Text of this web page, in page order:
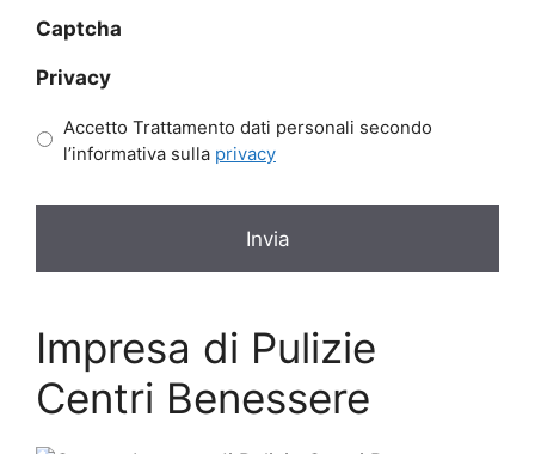
Captcha
Privacy
Accetto Trattamento dati personali secondo
l’informativa sulla privacy
Impresa di Pulizie
Centri Benessere